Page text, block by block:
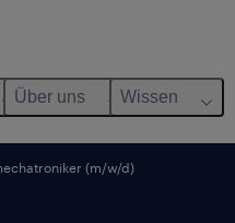
Über uns Wissen
(m/w/d)